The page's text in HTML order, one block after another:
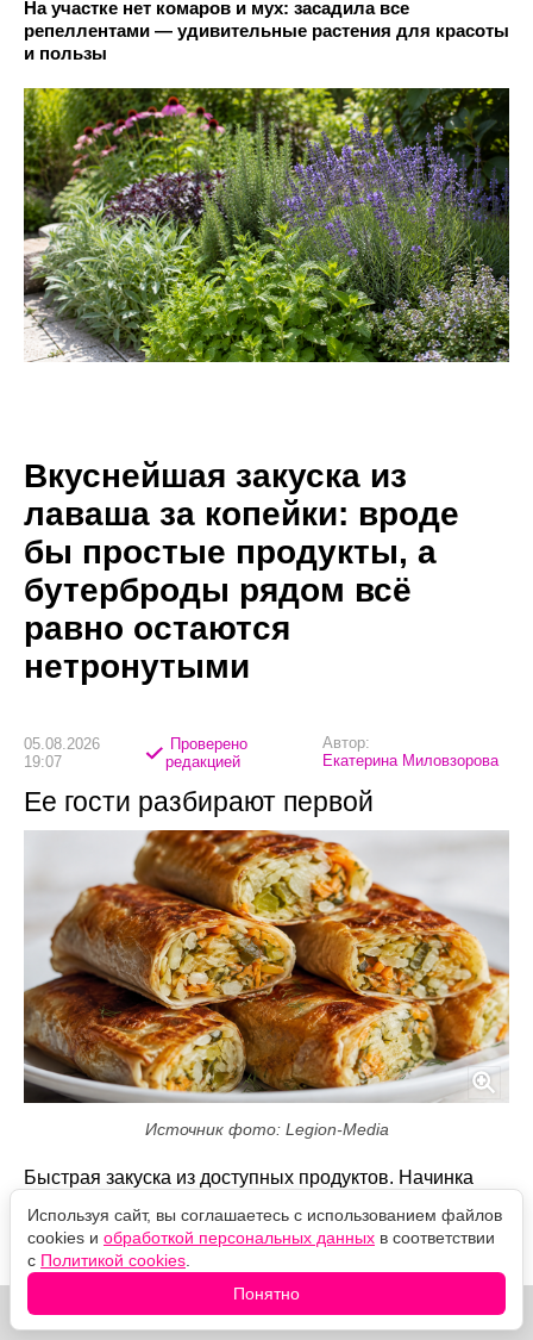
На участке нет комаров и мух: засадила все
репеллентами — удивительные растения для красоты
и пользы
Вкуснейшая закуска из
лаваша за копейки: вроде
бы простые продукты, а
бутерброды рядом всё
равно остаются
нетронутыми
05.08.2026
19:07
Проверено
редакцией
Автор:
Екатерина Миловзорова
Ее гости разбирают первой
Источник фото: Legion-Media
Быстрая закуска из доступных продуктов. Начинка
обжаривания лаваш приобретает аппетитную
золотистую корочку.
Используя сайт, вы соглашаетесь с использованием файлов
cookies и обработкой персональных данных в соответствии
с Политикой cookies
Понятно